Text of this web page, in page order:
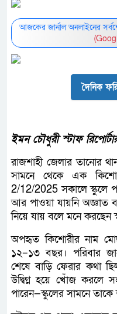
আজকের জার্নাল অনলাইনের
দৈনিক
ইমন চৌধুরী স্টাফ
রাজশাহী জেলার তানোর
সামনে থেকে এক
2/12/2025 সকালে স্কুলে
আর পাওয়া যায়নি অজ্ঞাত
নিয়ে যায় বলে মনে করছেন
অপহৃত কিশোরীর নাম
১২–১৩ বছর। পরিবার
শেষে বাড়ি ফেরার কথা
উদ্বিগ্ন হয়ে খোঁজ করলে
পারেন—স্কুলের সামনে